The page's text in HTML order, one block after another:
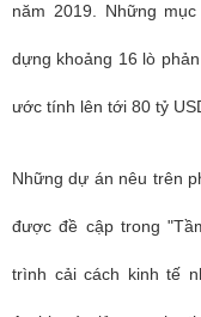
năm 2019. Những
dựng khoảng 16 lò
ước tính lên tới 80 tỷ
Những dự án nêu trên
được đề cập trong
trình cải cách kinh tế